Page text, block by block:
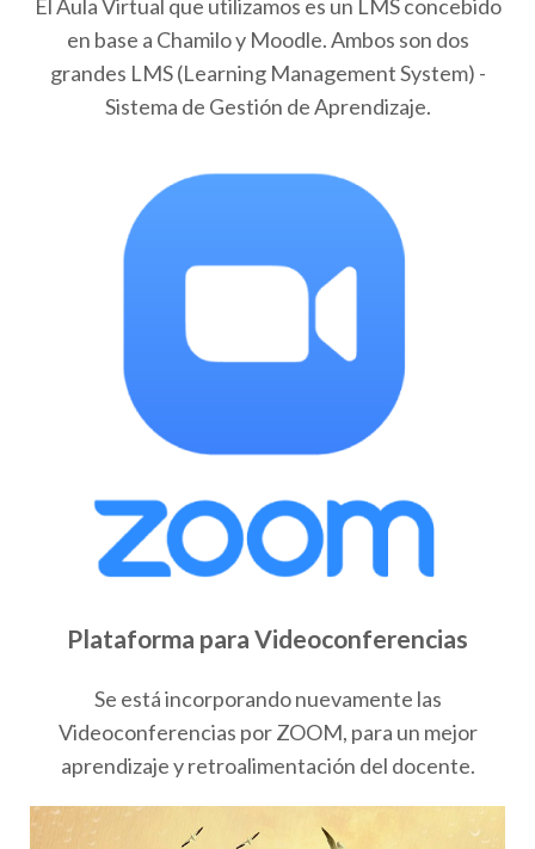
El Aula Virtual que utilizamos es un LMS concebido
en base a Chamilo y Moodle. Ambos son dos
grandes LMS (Learning Management System) -
Sistema de Gestión de Aprendizaje.
Plataforma para Videoconferencias
Se está incorporando nuevamente las
Videoconferencias por ZOOM, para un mejor
aprendizaje y retroalimentación del docente.